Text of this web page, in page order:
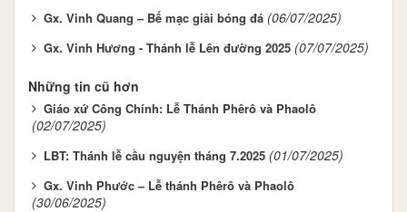
Gx. Vinh Quang – Bế mạc giải bóng đá (06/07/2025)
Gx. Vinh Hương - Thánh lễ Lên đường 2025 (07/07/2025)
Những tin cũ hơn
Giáo xứ Công Chính: Lễ Thánh Phêrô và Phaolô
(02/07/2025)
LBT: Thánh lễ cầu nguyện tháng 7.2025 (01/07/2025)
Gx. Vinh Phước – Lễ thánh Phêrô và Phaolô
(30/06/2025)